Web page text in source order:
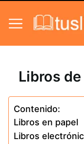
Libros
Contenido:
Libros en papel
Libros